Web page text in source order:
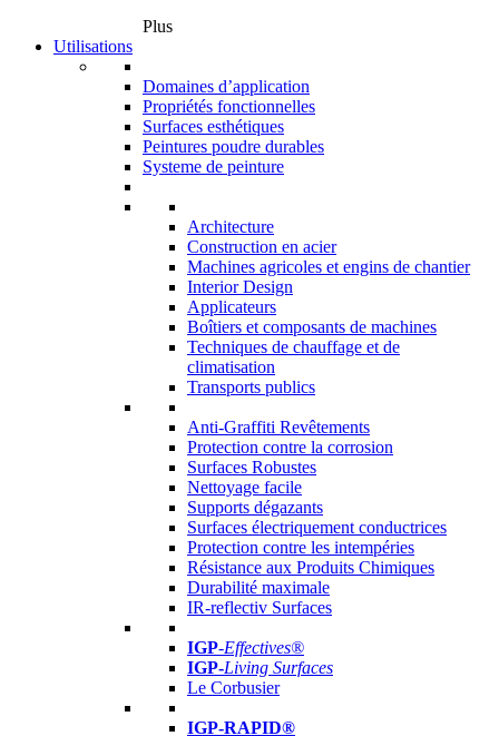
Plus
Utilisations
Domaines d’application
Propriétés fonctionnelles
Surfaces esthétiques
Peintures poudre durables
Systeme de peinture
Architecture
Construction en acier
Machines agricoles et engins de chantier
Interior Design
Applicateurs
Boîtiers et composants de machines
Techniques de chauffage et de
climatisation
Transports publics
Anti-Graffiti Revêtements
Protection contre la corrosion
Surfaces Robustes
Nettoyage facile
Supports dégazants
Surfaces électriquement conductrices
Protection contre les intempéries
Résistance aux Produits Chimiques
Durabilité maximale
IR-reflectiv Surfaces
IGP-Effectives®
IGP-Living Surfaces
Le Corbusier
IGP-RAPID®